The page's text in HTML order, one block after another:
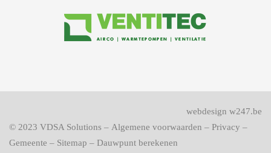
© 2023 VDSA Solutions – Algemene voorwaarden – Privacy –
Gemeente – Sitemap – Dauwpunt berekenen
webdesign w247.be